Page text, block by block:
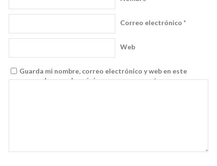
Correo electrónico *
Web
Guarda mi nombre, correo electrónico y web en este
navegador para la próxima vez que comente.